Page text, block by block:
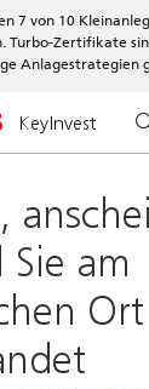
7 von 10
Turbo-Zertifikate
Anlagestrategien
KeyInvest
Sie am
Ort